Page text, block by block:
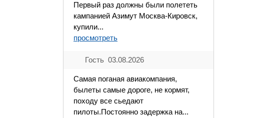
Первый раз должны были полететь
кампанией Азимут Москва-Кировск,
купили...
просмотреть
Гость 03.08.2026
Самая поганая авиакомпания,
былеты самые дороге, не кормят,
походу все сьедают
пилоты.Постоянно задержка на...